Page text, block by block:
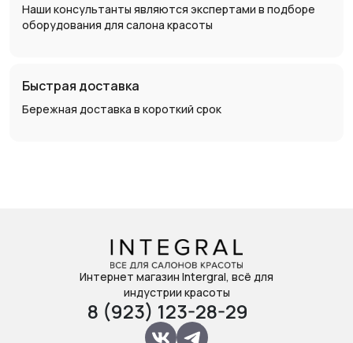
Наши консультанты являются экспертами в подборе
оборудования для салона красоты
Быстрая доставка
Бережная доставка в короткий срок
Интернет магазин Intergral, всё для
индустрии красоты
8 (923) 123-28-29